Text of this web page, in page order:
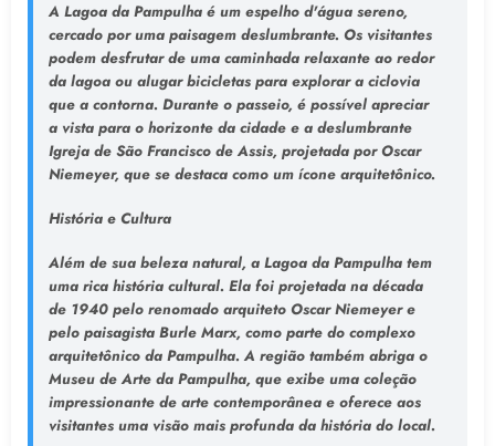
A Lagoa da Pampulha é um espelho d'água sereno,
cercado por uma paisagem deslumbrante. Os visitantes
podem desfrutar de uma caminhada relaxante ao redor
da lagoa ou alugar bicicletas para explorar a ciclovia
que a contorna. Durante o passeio, é possível apreciar
a vista para o horizonte da cidade e a deslumbrante
Igreja de São Francisco de Assis, projetada por Oscar
Niemeyer, que se destaca como um ícone arquitetônico.
História e Cultura
Além de sua beleza natural, a Lagoa da Pampulha tem
uma rica história cultural. Ela foi projetada na década
de 1940 pelo renomado arquiteto Oscar Niemeyer e
pelo paisagista Burle Marx, como parte do complexo
arquitetônico da Pampulha. A região também abriga o
Museu de Arte da Pampulha, que exibe uma coleção
impressionante de arte contemporânea e oferece aos
visitantes uma visão mais profunda da história do local.